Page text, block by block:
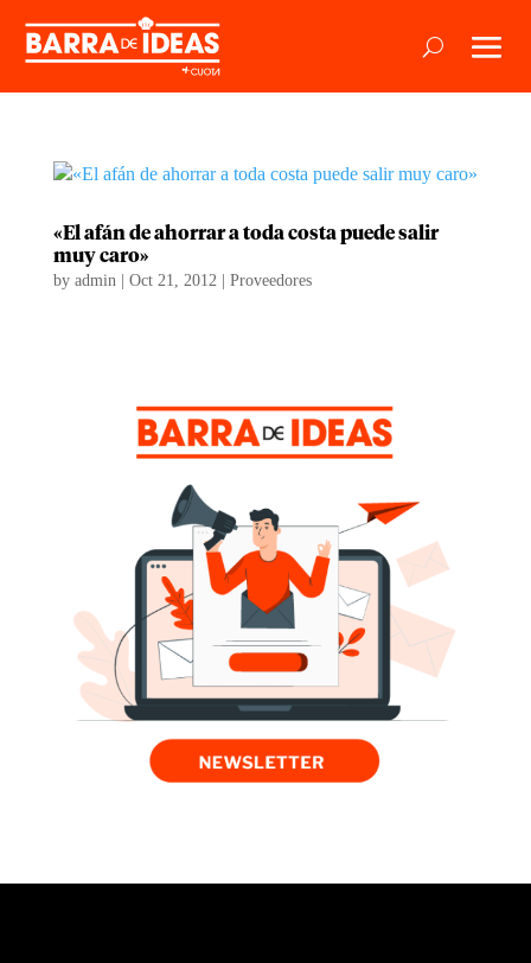
«El afán de ahorrar a toda costa puede salir
muy caro»
by admin| Oct 21, 2012| Proveedores